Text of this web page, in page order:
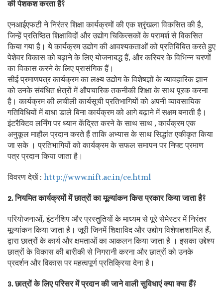
की पेशकश करता है?
एनआईएफटी ने निरंतर शिक्षा कार्यक्रमों की एक श्रृंखला विकसित की है,
जिन्हें प्रतिष्ठित शिक्षाविदों और उद्योग चिकित्सकों के परामर्श से विकसित
किया गया है। ये कार्यक्रम उद्योग की आवश्यकताओं को प्रतिबिंबित करते हुए
पेशेवर विकास को बढ़ाने के लिए योजनाबद्ध हैं, और करियर के विभिन्न चरणों
का विकास करने के लिए प्रासंगिक हैं।
सीई प्रमाणपत्र कार्यक्रम का लक्ष्य उद्योग के विशेषज्ञों के व्यावहारिक ज्ञान
को उनके संबंधित क्षेत्रों में औपचारिक तकनीकी शिक्षा के साथ पूरक करना
है। कार्यक्रम की लचीली कार्यसूची प्रतिभागियों को अपनी व्यावसायिक
गतिविधियों में बाधा डाले बिना कार्यक्रम को आगे बढ़ाने में सक्षम बनाती है।
इंटरैक्टिव लर्निंग पर ध्यान केंद्रित करने के साथ साथ , कार्यक्रम एक
अनुकूल माहौल प्रदान करते हैं ताकि अभ्यास के साथ सिद्धांत एकीकृत किया
जा सके । प्रतिभागियों को कार्यक्रम के सफल समापन पर निफ्ट प्रमाण
पत्र प्रदान किया जाता है।
विवरण देखें : http://www.nift.ac.in/ce.html
2. नियमित कार्यक्रमों में छात्रों का मूल्यांकन किस प्रकार किया जाता है?
परियोजनाओं, इंटर्नशिप और प्रस्तुतियों के माध्यम से पूरे सेमेस्टर में निरंतर
मूल्यांकन किया जाता है। जूरी जिनमें शिक्षाविद और उद्योग विशेषज्ञशामिल हैं,
द्वारा छात्रों के कार्य और क्षमताओं का आकलन किया जाता है । इसका उद्देश्य
छात्रों के विकास की बारीकी से निगरानी करना और छात्रों को उनके
प्रदर्शन और विकास पर महत्वपूर्ण प्रतिक्रिया देना है।
3. छात्रों के लिए परिसर में प्रदान की जाने वाली सुविधाएं क्या क्या हैं?